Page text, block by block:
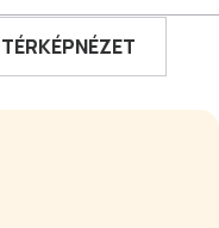
TÉRKÉPNÉZET